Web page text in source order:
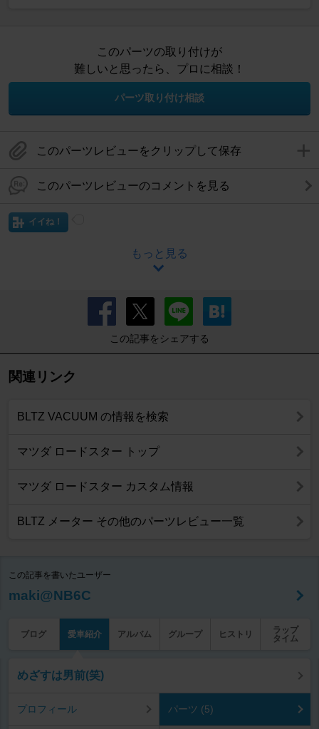
このパーツの取り付けが
難しいと思ったら、プロに相談！
パーツ取り付け相談
このパーツレビューをクリップして保存
このパーツレビューのコメントを見る
イイね！
もっと見る
この記事をシェアする
関連リンク
BLTZ VACUUM の情報を検索
マツダ ロードスター トップ
マツダ ロードスター カスタム情報
BLTZ メーター その他のパーツレビュー一覧
この記事を書いたユーザー
maki@NB6C
ブログ 愛車紹介 アルバム グループ ヒストリ
ラップ
タイム
めざすは男前(笑)
プロフィール パーツ (5)